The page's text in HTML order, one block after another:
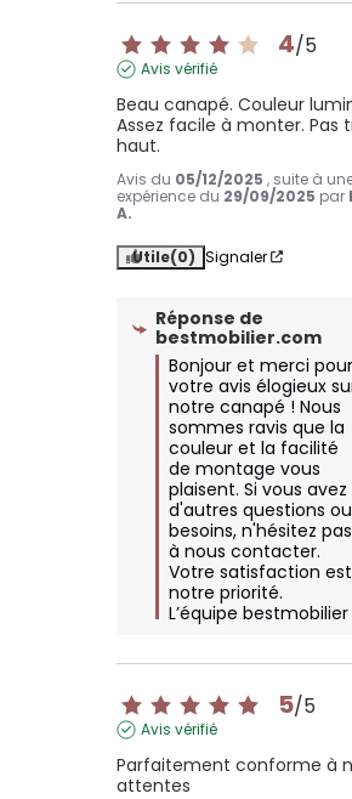
4/5
Avis vérifié
Beau canapé. Couleur
Assez facile à monter. Pas
haut.
Avis du 05/12/2025 , suite à
expérience du 29/09/2025 par
A.
Utile(0) Signaler
Réponse de
bestmobilier.com
Bonjour et merci
votre avis élogieux
notre canapé ! Nous
sommes ravis que la
couleur et la facilité
de montage vous
plaisent. Si vous avez
d'autres questions ou
besoins, n'hésitez pas
à nous contacter.
Votre satisfaction est
notre priorité.
L’équipe bestmobilier
5/5
Avis vérifié
Parfaitement conforme à
attentes